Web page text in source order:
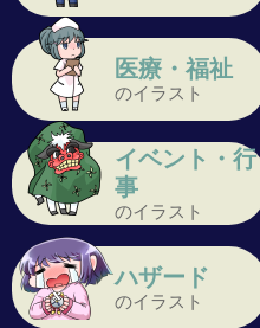
医療・福祉
のイラスト
イベント・行
事
のイラスト
ハザード
のイラスト